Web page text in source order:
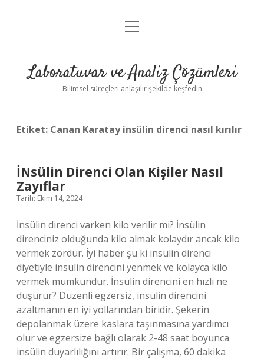
Anasayfa
Yasal Uyarı
menüyü
Laboratuvar ve Analiz Çözümleri
Bilimsel süreçleri anlaşılır şekilde keşfedin
Etiket: Canan Karatay insülin direnci nasıl kırılır
İNsülin Direnci Olan Kişiler Nasıl
Zayıflar
Tarih: Ekim 14, 2024
İnsülin direnci varken kilo verilir mi? İnsülin
direnciniz olduğunda kilo almak kolaydır ancak kilo
vermek zordur. İyi haber şu ki insülin direnci
diyetiyle insülin direncini yenmek ve kolayca kilo
vermek mümkündür. İnsülin direncini en hızlı ne
düşürür? Düzenli egzersiz, insülin direncini
azaltmanın en iyi yollarından biridir. Şekerin
depolanmak üzere kaslara taşınmasına yardımcı
olur ve egzersize bağlı olarak 2-48 saat boyunca
insülin duyarlılığını artırır. Bir çalışma, 60 dakika